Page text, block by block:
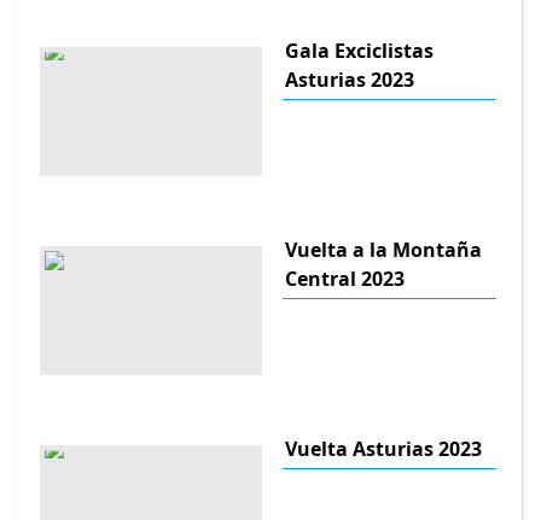
Gala Exciclistas
Asturias 2023
Vuelta a la Montaña
Central 2023
Vuelta Asturias 2023